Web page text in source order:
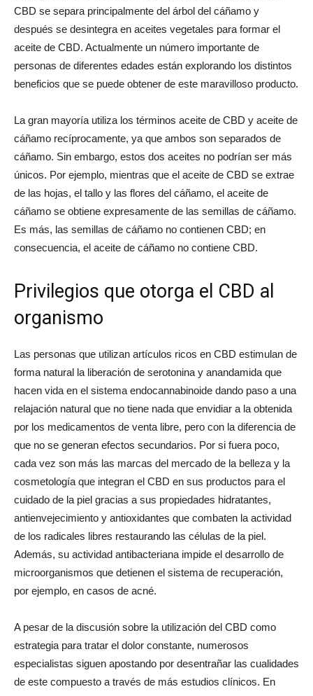
CBD se separa principalmente del árbol del cáñamo y
después se desintegra en aceites vegetales para formar el
aceite de CBD. Actualmente un número importante de
personas de diferentes edades están explorando los distintos
beneficios que se puede obtener de este maravilloso producto.
La gran mayoría utiliza los términos aceite de CBD y aceite de
cáñamo recíprocamente, ya que ambos son separados de
cáñamo. Sin embargo, estos dos aceites no podrían ser más
únicos. Por ejemplo, mientras que el aceite de CBD se extrae
de las hojas, el tallo y las flores del cáñamo, el aceite de
cáñamo se obtiene expresamente de las semillas de cáñamo.
Es más, las semillas de cáñamo no contienen CBD; en
consecuencia, el aceite de cáñamo no contiene CBD.
Privilegios que otorga el CBD al
organismo
Las personas que utilizan artículos ricos en CBD estimulan de
forma natural la liberación de serotonina y anandamida que
hacen vida en el sistema endocannabinoide dando paso a una
relajación natural que no tiene nada que envidiar a la obtenida
por los medicamentos de venta libre, pero con la diferencia de
que no se generan efectos secundarios. Por si fuera poco,
cada vez son más las marcas del mercado de la belleza y la
cosmetología que integran el CBD en sus productos para el
cuidado de la piel gracias a sus propiedades hidratantes,
antienvejecimiento y antioxidantes que combaten la actividad
de los radicales libres restaurando las células de la piel.
Además, su actividad antibacteriana impide el desarrollo de
microorganismos que detienen el sistema de recuperación,
por ejemplo, en casos de acné.
A pesar de la discusión sobre la utilización del CBD como
estrategia para tratar el dolor constante, numerosos
especialistas siguen apostando por desentrañar las cualidades
de este compuesto a través de más estudios clínicos. En